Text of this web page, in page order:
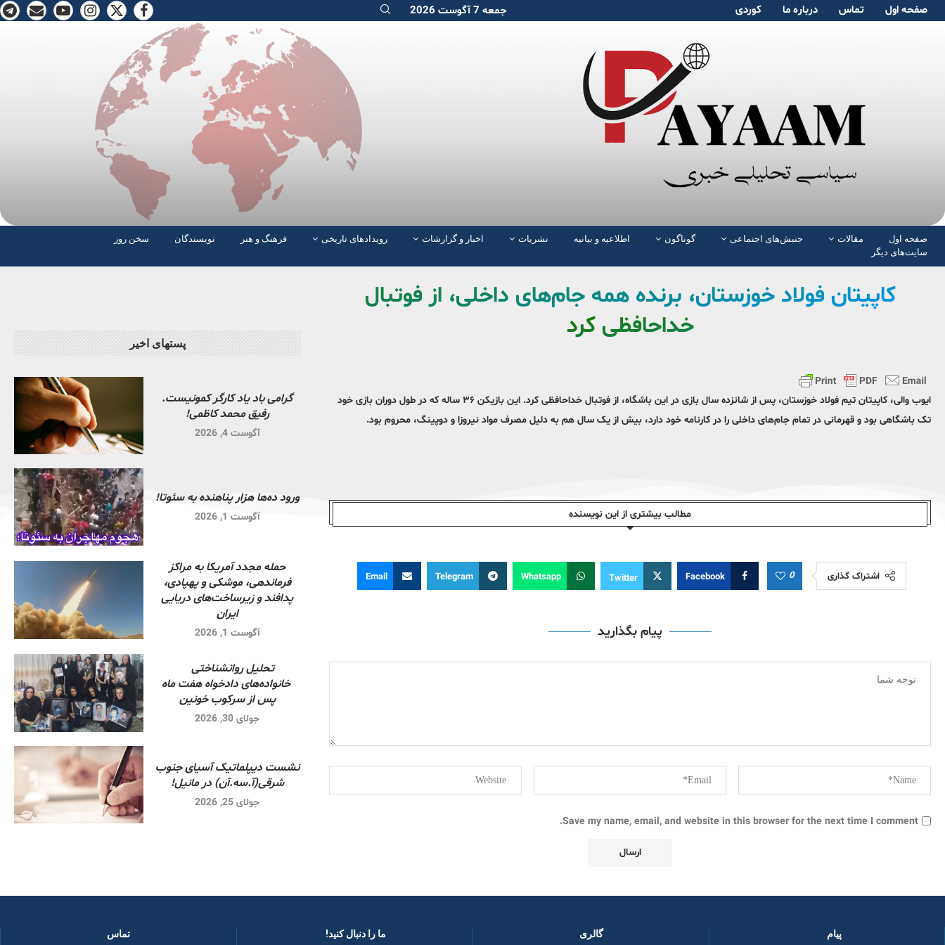
صفحە اول تماس دربارە ما کوردی جمعه 7 آگوست 2026
صفحە اول مقالات جنبش‌های اجتماعی گوناگون اطلاعیه و بیانیه نشریات اخبار و گزارشات رویدادهای تاریخی فرهنگ و هنر نویسندگان
سخن روز
سایت‌های دیگر
کاپیتان فولاد خوزستان، برنده همه جام‌های داخلی، از فوتبال
خداحافظی کرد
ایوب والی، کاپیتان تیم فولاد خوزستان، پس از شانزده سال بازی در این باشگاه، از فوتبال خداحافظی کرد. این بازیکن ۳۶ ساله که در طول دوران بازی خود
تک باشگاهی بود و قهرمانی در تمام جام‌های داخلی را در کارنامه خود دارد، بیش از یک سال هم به دلیل مصرف مواد نیروزا و دوپینگ، محروم بود.
مطالب بیشتری از این نویسندە
اشتراک گذاری 0
Facebook
Twitter
Whatsapp
Telegram
Email
پیام بگذارید
Save my name, email, and website in this browser for the next time I comment.
پستهای اخیر
گرامی باد یاد کارگر کمونیست.
رفیق محمد کاظمی!
آگوست 4, 2026
ورود ده‌ها هزار پناهنده به سئوتا!
آگوست 1, 2026
حمله مجدد آمریکا به مراکز
فرماندهی، موشکی و پهپادی،
پدافند و زیرساخت‌های دریایی
ایران
آگوست 1, 2026
تحلیل روانشناختی
خانواده‌های دادخواه هفت ماه
پس از سرکوب خونین
جولای 30, 2026
نشست دیپلماتیک آسیای جنوب
شرقی‌(آ.سه.آن) در مانیل!
جولای 25, 2026
پیام گالری ما را دنبال کنید! ​ تماس